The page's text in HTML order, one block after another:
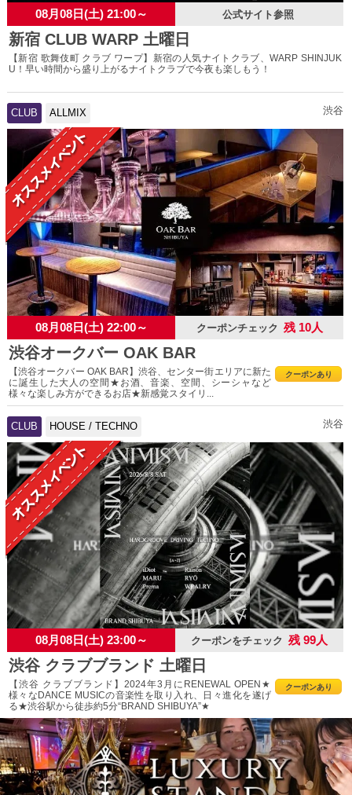
08月08日(土) 21:00～ 公式サイト参照
新宿 CLUB WARP 土曜日
【新宿 歌舞伎町 クラブ ワープ】新宿の人気ナイトクラブ、WARP SHINJUK
U！早い時間から盛り上がるナイトクラブで今夜も楽しもう！
CLUB ALLMIX 渋谷
08月08日(土) 22:00～ クーポンチェック 残 10人
渋谷オークバー OAK BAR
クーポンあり
【渋谷オークバー OAK BAR】渋谷、センター街エリアに新た
に誕生した大人の空間★お酒、音楽、空間、シーシャなど
様々な楽しみ方ができるお店★新感覚スタイリ...
CLUB HOUSE / TECHNO 渋谷
08月08日(土) 23:00～ クーポンをチェック 残 99人
渋谷 クラブブランド 土曜日
クーポンあり
【渋谷 クラブブランド】2024年3月にRENEWAL OPEN★
様々なDANCE MUSICの音楽性を取り入れ、日々進化を遂げ
る★渋谷駅から徒歩約5分“BRAND SHIBUYA”★